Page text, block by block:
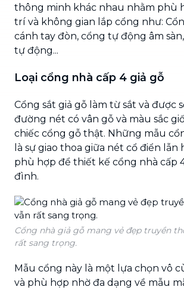
thông minh khác nhau nhằm phù
trí và không gian lắp cổng như:
cánh tay đòn, cổng tự động âm
tự động...
Loại cổng nhà cấp 4 giả gỗ
Cổng sắt giả gỗ làm từ sắt và được
đường nét có vân gỗ và màu sắc
chiếc cổng gỗ thật. Những mẫu
là sự giao thoa giữa nét cổ điển lẫn
phù hợp để thiết kế cổng nhà cấp
đình.
Cổng nhà giả gỗ mang vẻ đẹp truyền
rất sang trọng.
Mẫu cổng này là một lựa chọn vô
và phù hợp nhờ đa dạng về mẫu